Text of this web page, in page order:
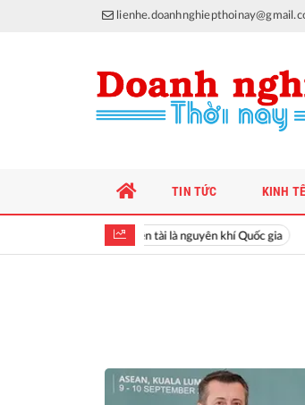
Hiền tài là nguyên khí Quốc gia
TIN TỨC KINH TẾ